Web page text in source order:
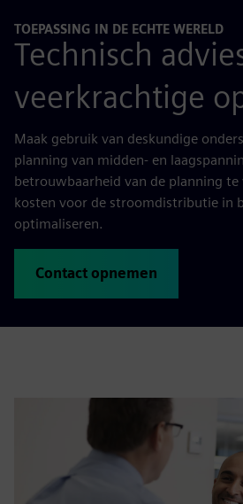
TOEPASSING IN DE ECHTE WERELD
Technisch
veerkrachtige
Maak gebruik van deskundige
planning van midden- en
betrouwbaarheid van de planning te
kosten voor de stroomdistributie in
optimaliseren.
Contact opnemen